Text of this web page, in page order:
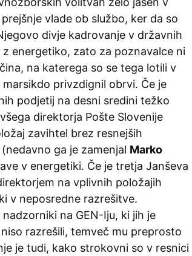
vlade ob službo, ker da so
divje kadrovanje v državnih
energetiko, zato za poznavalce ni
na katerega so se tega lotili v
privzdignil obrvi. Če je
podjetij na desni sredini težko
direktorja Pošte Slovenije
zavihtel brez resnejših
ga je zamenjal Marko
v energetiki. Če je tretja Janševa
na vplivnih položajih
v neposredne razrešitve.
na GEN-Iju, ki jih je
razrešili, temveč mu preprosto
je tudi, kako strokovni so v resnici